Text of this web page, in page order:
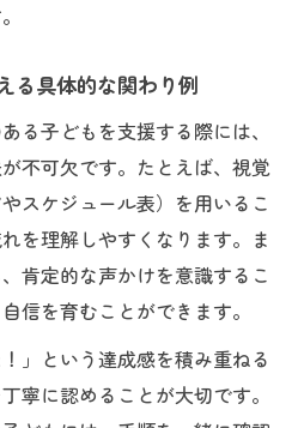
る具体的な関わり例
る子どもを支援する際には、
不可欠です。たとえば、視覚
スケジュール表）を用いるこ
を理解しやすくなります。ま
肯定的な声かけを意識するこ
信を育むことができます。
」という達成感を積み重ねる
寧に認めることが大切です。